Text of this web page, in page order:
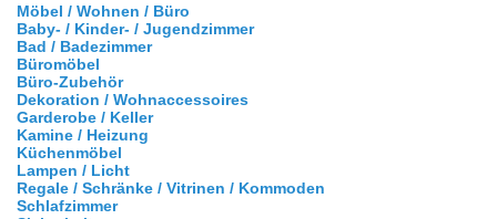
Möbel / Wohnen / Büro
Baby- / Kinder- / Jugendzimmer
Bad / Badezimmer
Büromöbel
Büro-Zubehör
Dekoration / Wohnaccessoires
Garderobe / Keller
Kamine / Heizung
Küchenmöbel
Lampen / Licht
Regale / Schränke / Vitrinen / Kommoden
Schlafzimmer